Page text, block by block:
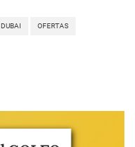
DUBAI OFERTAS